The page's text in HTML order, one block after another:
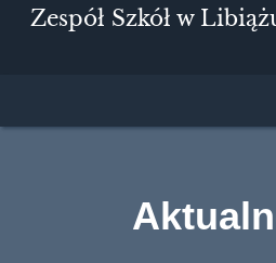
Zespół Szkół w